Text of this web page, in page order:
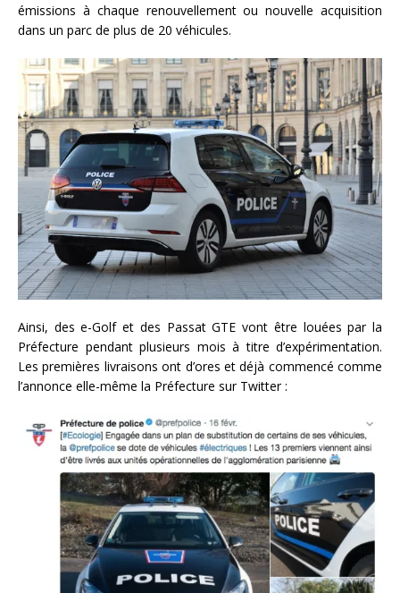
émissions à chaque renouvellement ou nouvelle acquisition
dans un parc de plus de 20 véhicules.
Ainsi, des e-Golf et des Passat GTE vont être louées par la
Préfecture pendant plusieurs mois à titre d’expérimentation.
Les premières livraisons ont d’ores et déjà commencé comme
l’annonce elle-même la Préfecture sur Twitter :